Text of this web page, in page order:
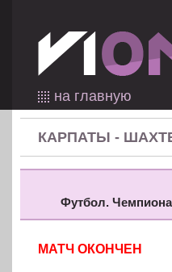
на главную
КАРПАТЫ -
Футбол.
МАТЧ ОКОНЧЕН